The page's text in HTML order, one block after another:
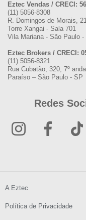
Eztec Vendas / CRECI:
(11) 5056-8308
R. Domingos de Morais,
Torre Xangai - Sala 701
Vila Mariana - São Paulo -
Eztec Brokers / CRECI:
(11) 5056-8321
Rua Cubatão, 320, 7º
Paraíso – São Paulo - SP
Redes
A Eztec
Política de Privacidade